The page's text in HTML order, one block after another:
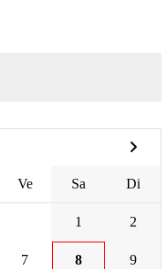
Ve Sa Di
1 2
7 8 9